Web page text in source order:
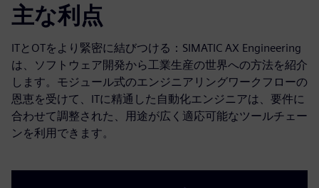
主な利点
ITとOTをより緊密に結びつける：SIMATIC AX Engineering
は、ソフトウェア開発から工業生産の世界への方法を紹介
します。モジュール式のエンジニアリングワークフローの
恩恵を受けて、ITに精通した自動化エンジニアは、要件に
合わせて調整された、用途が広く適応可能なツールチェー
ンを利用できます。